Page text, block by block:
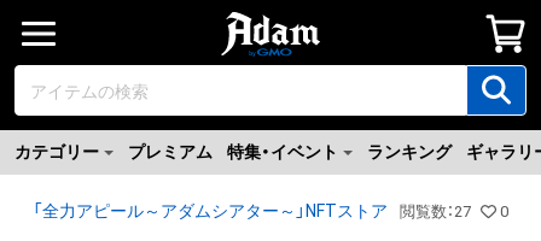
カテゴリー プレミアム 特集・イベント ランキング ギャラリ
「全力アピール～アダムシアター～」NFTストア 閲覧数 ：27 0